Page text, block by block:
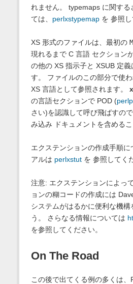
れません。 typemaps に関する
ては、 perlxstypemapを 参照し
XS 形式のファイルは、最初の
現れるまで C 言語 セクション
の他の XS 指示子と XSUB 定義
す。 ファイルのこの部分で使
XS 言語として参照されます。
の言語セクションで POD (
さい)を認識して呼び飛ばすの
み込み ドキュメントを含めるこ
エクステンションの作成手順に
アルは perlxstutを 参照してく
注意: エクステンションによっ
ョンの糊コードの作成には
システムがはるかに便利な機構
う。 さらなる情報については
を参照してください。
On The Road
この後で出てくる例の多くは